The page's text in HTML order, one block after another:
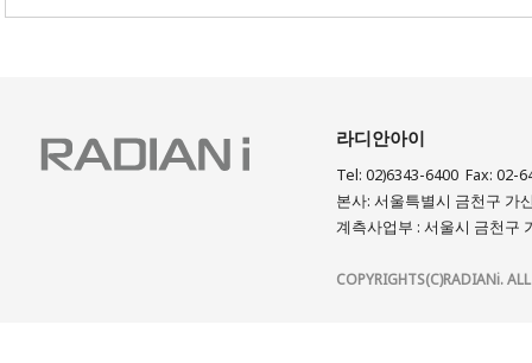
라디안아이
Tel: 02)6343-6400 Fax:
본사: 서울특별시 금천구 가
계측사업부 : 서울시 금천구
COPYRIGHTS(C)RADIANi. ALL